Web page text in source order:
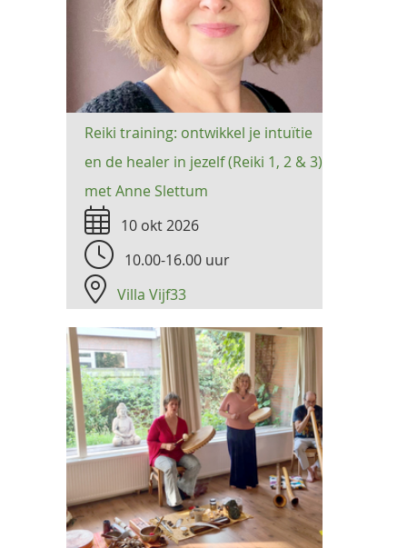
Reiki training: ontwikkel je intuïtie
en de healer in jezelf (Reiki 1, 2 & 3)
met Anne Slettum
10 okt 2026
10.00-16.00 uur
Villa Vijf33